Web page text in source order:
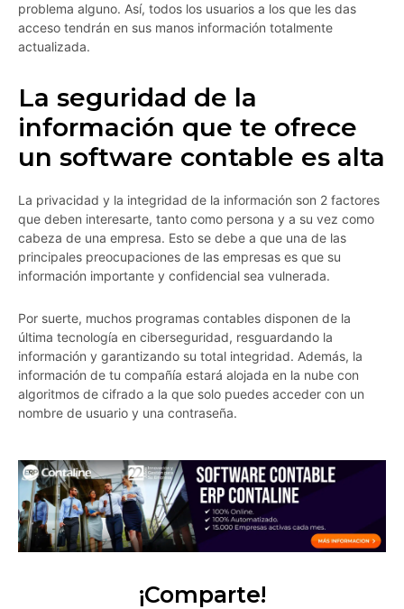
problema alguno. Así, todos los usuarios a los que les das
acceso tendrán en sus manos información totalmente
actualizada.
La seguridad de la
información que te ofrece
un software contable es alta
La privacidad y la integridad de la información son 2 factores
que deben interesarte, tanto como persona y a su vez como
cabeza de una empresa. Esto se debe a que una de las
principales preocupaciones de las empresas es que su
información importante y confidencial sea vulnerada.
Por suerte, muchos programas contables disponen de la
última tecnología en ciberseguridad, resguardando la
información y garantizando su total integridad. Además, la
información de tu compañía estará alojada en la nube con
algoritmos de cifrado a la que solo puedes acceder con un
nombre de usuario y una contraseña.
¡Comparte!